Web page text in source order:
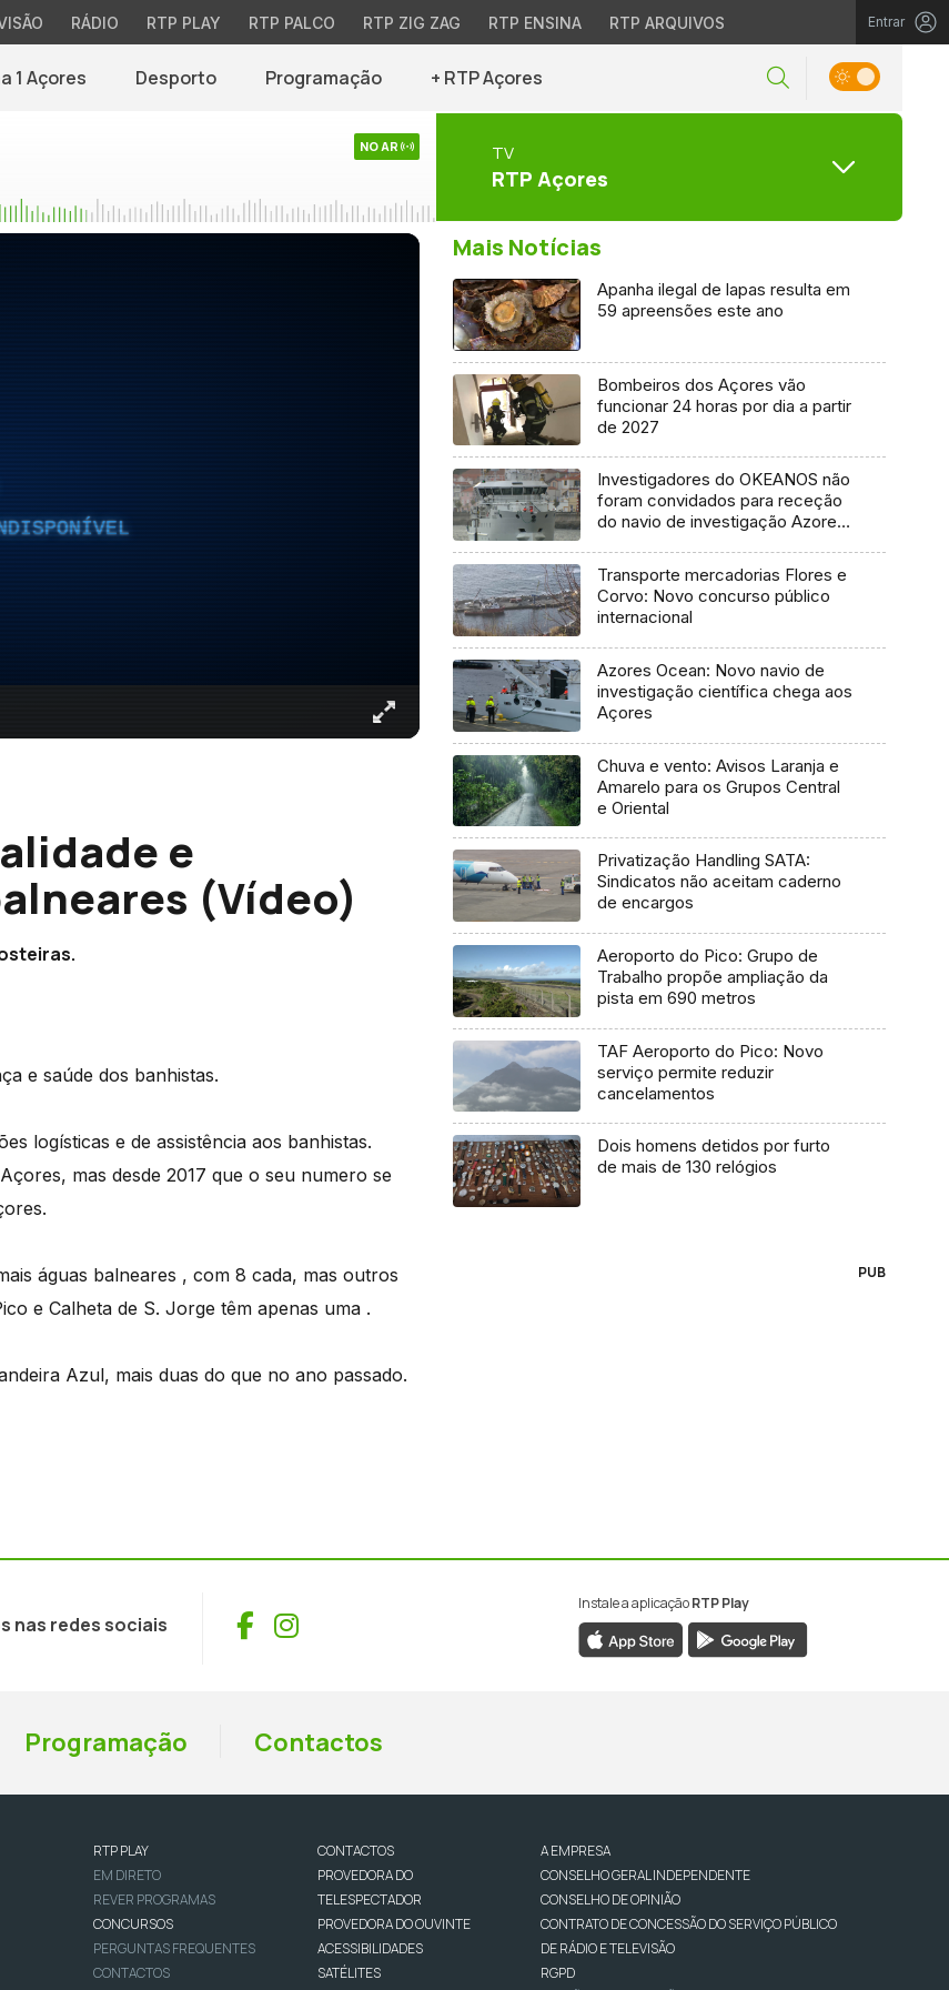
RÁDIO RTP PLAY RTP PALCO RTP ZIG ZAG RTP ENSINA RTP ARQUIVOS Entrar
1 Açores Desporto Programação + RTP Açores
NO AR TV
RTP Açores
e
(Vídeo)
e saúde dos banhistas.
logísticas e de assistência aos banhistas.
mas desde 2017 que o seu numero se
águas balneares , com 8 cada, mas outros
e Calheta de S. Jorge têm apenas uma .
Azul, mais duas do que no ano passado.
Mais Notícias
Apanha ilegal de lapas resulta em
59 apreensões este ano
Bombeiros dos Açores vão
funcionar 24 horas por dia a partir
de 2027
Investigadores do OKEANOS não
foram convidados para receção
do navio de investigação Azores
Transporte mercadorias Flores e
Corvo: Novo concurso público
internacional
Azores Ocean: Novo navio de
investigação científica chega aos
Açores
Chuva e vento: Avisos Laranja e
Amarelo para os Grupos Central
e Oriental
Privatização Handling SATA:
Sindicatos não aceitam caderno
de encargos
Aeroporto do Pico: Grupo de
Trabalho propõe ampliação da
pista em 690 metros
TAF Aeroporto do Pico: Novo
serviço permite reduzir
cancelamentos
Dois homens detidos por furto
de mais de 130 relógios
PUB
nas redes sociais Facebook
Instagram
Instale a aplicaçãoRTP Play
Programação Contactos
RTP PLAY
EM DIRETO
REVER PROGRAMAS
CONCURSOS
PERGUNTAS FREQUENTES
CONTACTOS
CONTACTOS
PROVEDORA DO
TELESPECTADOR
PROVEDORA DO OUVINTE
ACESSIBILIDADES
SATÉLITES
A EMPRESA
CONSELHO GERAL INDEPENDENTE
CONSELHO DE OPINIÃO
CONTRATO DE CONCESSÃO DO SERVIÇO PÚBLICO
DE RÁDIO E TELEVISÃO
RGPD